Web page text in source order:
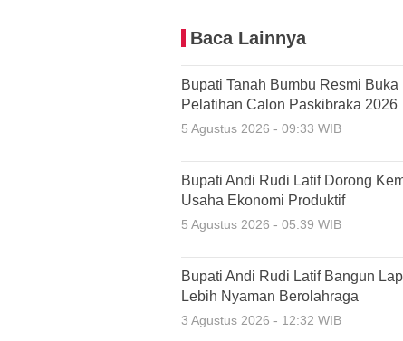
Baca Lainnya
Bupati Tanah Bumbu Resmi
Pelatihan Calon Paskibraka 2026
5 Agustus 2026 - 09:33 WIB
Bupati Andi Rudi Latif Dorong
Usaha Ekonomi Produktif
5 Agustus 2026 - 05:39 WIB
Bupati Andi Rudi Latif Bangun
Lebih Nyaman Berolahraga
3 Agustus 2026 - 12:32 WIB